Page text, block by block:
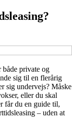
private og
sig til en flerårig
sig undervejs? Måske
eller du skal
får du en guide til,
– uden at